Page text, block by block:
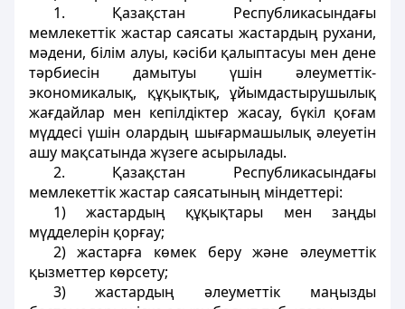
1. Қазақстан Республикасындағы
мемлекеттік жастар саясаты жастардың рухани,
мәдени, білім алуы, кәсiби қалыптасуы мен дене
тәрбиесiн дамытуы үшiн әлеуметтiк-
экономикалық, құқықтық, ұйымдастырушылық
жағдайлар мен кепiлдіктер жасау, бүкiл қоғам
мүддесi үшiн олардың шығармашылық әлеуетiн
ашу мақсатында жүзеге асырылады.
2. Қазақстан Республикасындағы
мемлекеттік жастар саясатының мiндеттерi:
1) жастардың құқықтары мен заңды
мүдделерін қорғау;
2) жастарға көмек беру және әлеуметтік
қызметтер көрсету;
3) жастардың әлеуметтiк маңызды